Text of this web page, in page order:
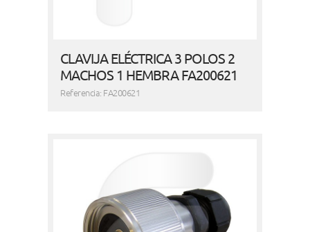
CLAVIJA ELÉCTRICA 3 POLOS 2
MACHOS 1 HEMBRA FA200621
Referencia: FA200621